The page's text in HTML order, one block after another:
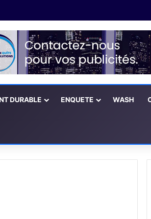
à soutenir les exploitations agricoles
DURABLE ENQUETE WASH